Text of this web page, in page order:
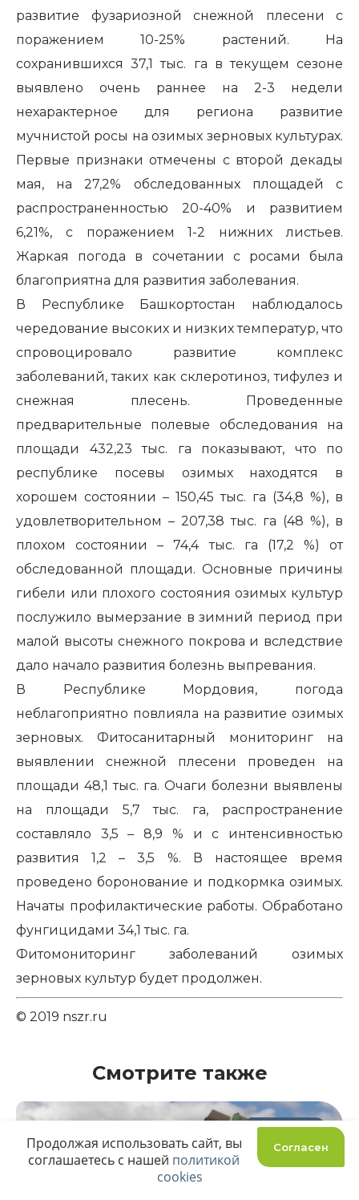
развитие фузариозной снежной плесени с
поражением 10-25% растений. На
сохранившихся 37,1 тыс. га в текущем сезоне
выявлено очень раннее на 2-3 недели
нехарактерное для региона развитие
мучнистой росы на озимых зерновых культурах.
Первые признаки отмечены с второй декады
мая, на 27,2% обследованных площадей с
распространенностью 20-40% и развитием
6,21%, с поражением 1-2 нижних листьев.
Жаркая погода в сочетании с росами была
благоприятна для развития заболевания.
В Республике Башкортостан наблюдалось
чередование высоких и низких температур, что
спровоцировало развитие комплекс
заболеваний, таких как склеротиноз, тифулез и
снежная плесень. Проведенные
предварительные полевые обследования на
площади 432,23 тыс. га показывают, что по
республике посевы озимых находятся в
хорошем состоянии – 150,45 тыс. га (34,8 %), в
удовлетворительном – 207,38 тыс. га (48 %), в
плохом состоянии – 74,4 тыс. га (17,2 %) от
обследованной площади. Основные причины
гибели или плохого состояния озимых культур
послужило вымерзание в зимний период при
малой высоты снежного покрова и вследствие
дало начало развития болезнь выпревания.
В Республике Мордовия, погода
неблагоприятно повлияла на развитие озимых
зерновых. Фитосанитарный мониторинг на
выявлении снежной плесени проведен на
площади 48,1 тыс. га. Очаги болезни выявлены
на площади 5,7 тыс. га, распространение
составляло 3,5 – 8,9 % и с интенсивностью
развития 1,2 – 3,5 %. В настоящее время
проведено боронование и подкормка озимых.
Начаты профилактические работы. Обработано
фунгицидами 34,1 тыс. га.
Фитомониторинг заболеваний озимых
зерновых культур будет продолжен.
© 2019 nszr.ru
Смотрите также
Согласен
Продолжая использовать сайт, вы
соглашаетесь с нашей политикой
cookies